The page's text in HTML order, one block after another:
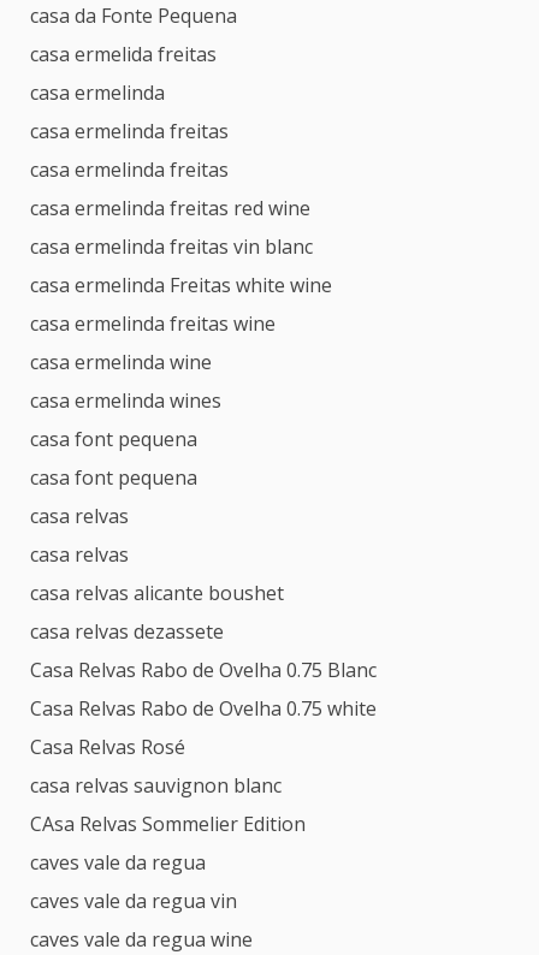
casa da Fonte Pequena
casa ermelida freitas
casa ermelinda
casa ermelinda freitas
casa ermelinda freitas
casa ermelinda freitas red wine
casa ermelinda freitas vin blanc
casa ermelinda Freitas white wine
casa ermelinda freitas wine
casa ermelinda wine
casa ermelinda wines
casa font pequena
casa font pequena
casa relvas
casa relvas
casa relvas alicante boushet
casa relvas dezassete
Casa Relvas Rabo de Ovelha 0.75 Blanc
Casa Relvas Rabo de Ovelha 0.75 white
Casa Relvas Rosé
casa relvas sauvignon blanc
CAsa Relvas Sommelier Edition
caves vale da regua
caves vale da regua vin
caves vale da regua wine